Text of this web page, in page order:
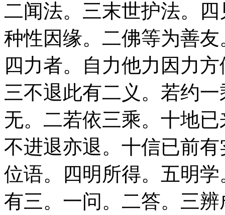
二闻法。三末世护法。
种性因缘。二佛等为善
四力者。自力他力因力
三不退此有二义。若约
无。二若依三乘。十地
不进退亦退。十信已前
位语。四明所得。五明
有三。一问。二答。三